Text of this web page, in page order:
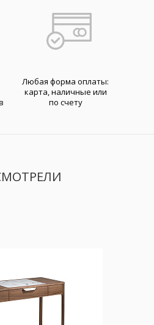
Любая форма оплаты:
карта, наличные или
по счету